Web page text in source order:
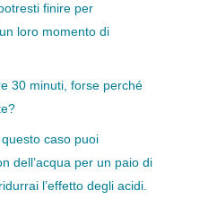
finire per
loro momento di
30 minuti, forse perché
caso puoi
dell’acqua per un paio di
l’effetto degli acidi.